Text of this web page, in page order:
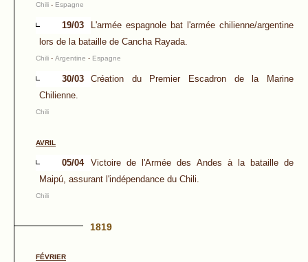
Chili - Espagne
19/03
L'armée espagnole bat l'armée chilienne/argentine
lors de la bataille de Cancha Rayada.
Chili - Argentine - Espagne
30/03
Création du Premier Escadron de la Marine
Chilienne.
Chili
AVRIL
05/04
Victoire de l'Armée des Andes à la bataille de
Maipú, assurant l'indépendance du Chili.
Chili
1819
FÉVRIER